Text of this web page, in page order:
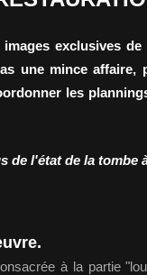
exclusives
une mince affaire,
les
de l'état de la tombe
à la partie